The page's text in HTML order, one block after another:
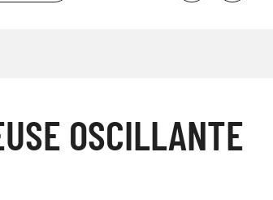
OSCILLANTE